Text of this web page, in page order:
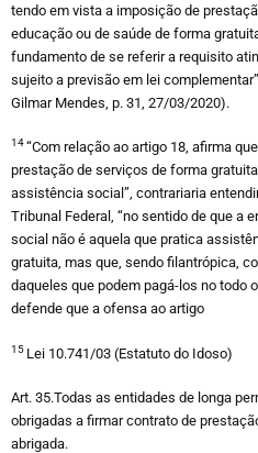
tendo em vista a imposição de
educação ou de saúde de forma
fundamento de se referir a requisito
sujeito a previsão em lei
Gilmar Mendes, p. 31, 27/03/2020).
14“Com relação ao artigo 18, afirma
prestação de serviços de forma
assistência social”, contrariaria
Tribunal Federal, “no sentido de que a
social não é aquela que pratica
gratuita, mas que, sendo filantrópica,
daqueles que podem pagá-los no todo
defende que a ofensa ao artigo
15 Lei 10.741/03 (Estatuto do Idoso)
Art. 35.Todas as entidades de longa
obrigadas a firmar contrato de
abrigada.